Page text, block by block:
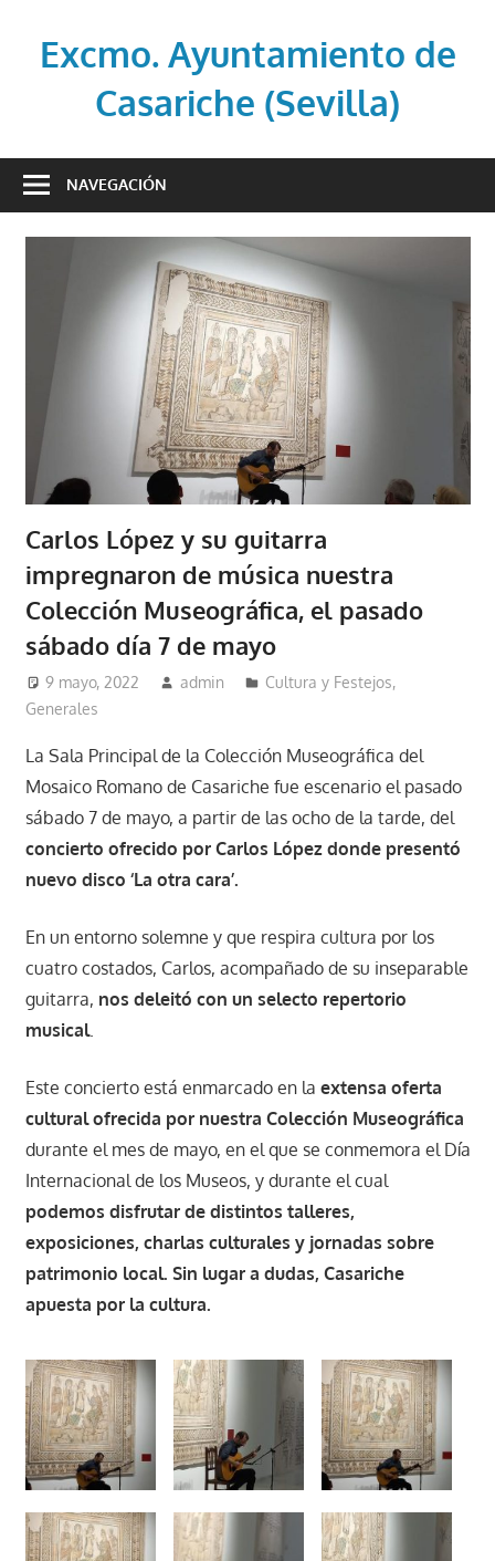
contenidoExcmo. Ayuntamiento de
Casariche (Sevilla)
oficial
Ayuntamiento
NAVEGACIÓN
Carlos López y su guitarra
impregnaron de música nuestra
Colección Museográfica, el pasado
sábado día 7 de mayo
9 mayo, 2022 admin Cultura y Festejos,
Generales
La Sala Principal de la Colección Museográfica del
Mosaico Romano de Casariche fue escenario el pasado
sábado 7 de mayo, a partir de las ocho de la tarde, del
concierto ofrecido por Carlos López donde presentó
nuevo disco ‘La otra cara’.
En un entorno solemne y que respira cultura por los
cuatro costados, Carlos, acompañado de su inseparable
guitarra, nos deleitó con un selecto repertorio
musical.
Este concierto está enmarcado en la extensa oferta
cultural ofrecida por nuestra Colección Museográfica
durante el mes de mayo, en el que se conmemora el Día
Internacional de los Museos, y durante el cual
podemos disfrutar de distintos talleres,
exposiciones, charlas culturales y jornadas sobre
patrimonio local. Sin lugar a dudas, Casariche
apuesta por la cultura.